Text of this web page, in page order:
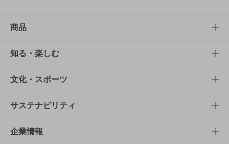
商品
商品TOP
商品一覧
商品発売情報
栄養成分一覧
知る・楽しむ
知る・楽しむTOP
キャンペーン
工場見学
文化・スポーツ
文化・スポーツTOP
サントリーホール
サステナビリティ
サステナビリティTOP
企業情報